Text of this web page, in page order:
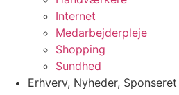
Internet
Medarbejderpleje
Shopping
Sundhed
Erhverv, Nyheder, Sponseret